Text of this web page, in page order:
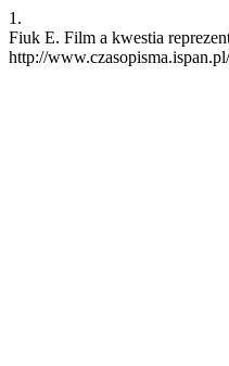
1.
Fiuk E. Film a kwestia
http://